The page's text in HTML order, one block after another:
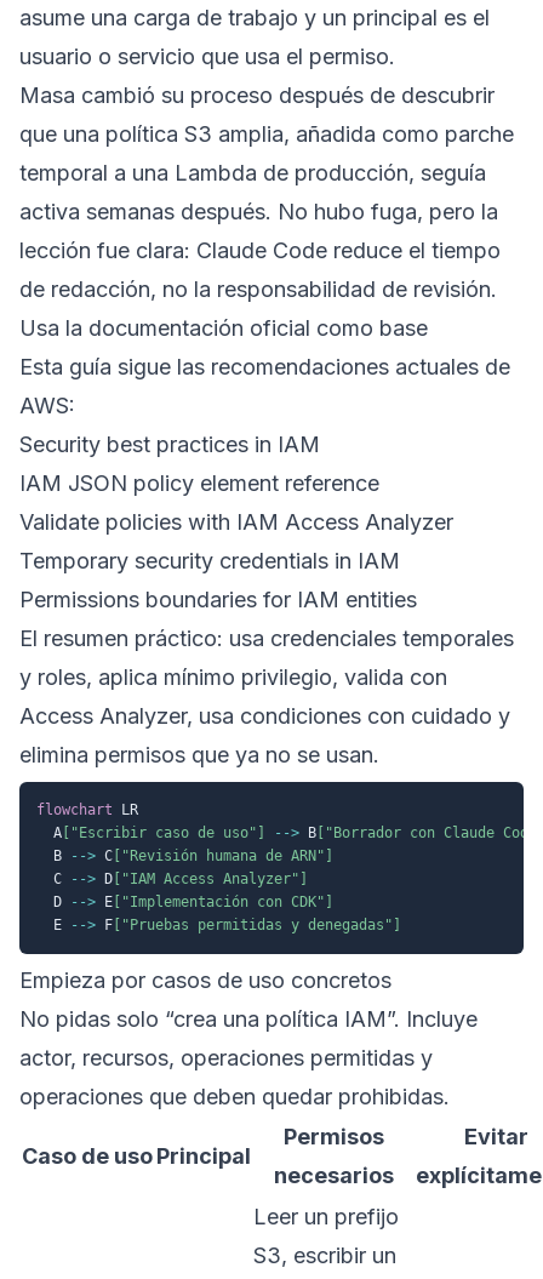
asume una carga de trabajo y un principal es el
usuario o servicio que usa el permiso.
Masa cambió su proceso después de descubrir
que una política S3 amplia, añadida como parche
temporal a una Lambda de producción, seguía
activa semanas después. No hubo fuga, pero la
lección fue clara: Claude Code reduce el tiempo
de redacción, no la responsabilidad de revisión.
Usa la documentación oficial como base
Esta guía sigue las recomendaciones actuales de
AWS:
Security best practices in IAM
IAM JSON policy element reference
Validate policies with IAM Access Analyzer
Temporary security credentials in IAM
Permissions boundaries for IAM entities
El resumen práctico: usa credenciales temporales
y roles, aplica mínimo privilegio, valida con
Access Analyzer, usa condiciones con cuidado y
elimina permisos que ya no se usan.
flowchart LR
  A
["Escribir caso de uso"] --> B ["Borrador con Claude
  B
--> C ["Revisión humana de ARN"]
  C
--> D ["IAM Access Analyzer"]
  D
--> E ["Implementación con CDK"]
  E
--> F ["Pruebas permitidas y denegadas"]
Empieza por casos de uso concretos
No pidas solo “crea una política IAM”. Incluye
actor, recursos, operaciones permitidas y
operaciones que deben quedar prohibidas.
Caso de uso Principal
Permisos
necesarios
Evitar
Leer un prefijo
S3, escribir un